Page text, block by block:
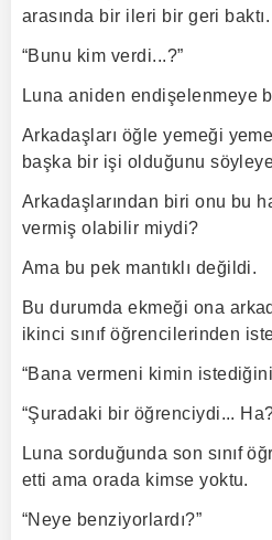
arasında bir ileri bir geri baktı.
“Bunu kim verdi...?”
Luna aniden endişelenmeye
Arkadaşları öğle yemeği
başka bir işi olduğunu
Arkadaşlarından biri onu bu
vermiş olabilir miydi?
Ama bu pek mantıklı değildi.
Bu durumda ekmeği ona
ikinci sınıf öğrencilerinden
“Bana vermeni kimin
“Şuradaki bir öğrenciydi...
Luna sorduğunda son sınıf
etti ama orada kimse yoktu.
“Neye benziyorlardı?”